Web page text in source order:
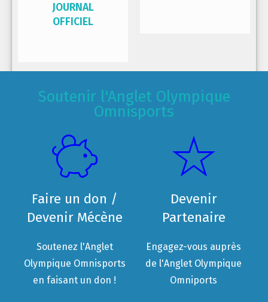
JOURNAL
OFFICIEL
Soutenir l'Anglet Olympique
Omnisports
Faire un don /
Devenir Mécène
Soutenez l'Anglet
Olympique Omnisports
en faisant un don !
Devenir
Partenaire
Engagez-vous auprès
de l'Anglet Olympique
Omniports